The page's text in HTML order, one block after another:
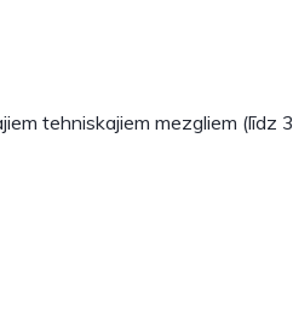
tehniskajiem mezgliem (līdz 3